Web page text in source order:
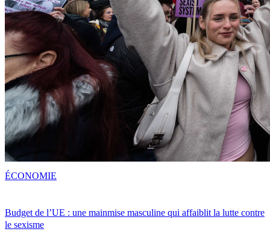
Budget de l’UE : une mainmise masculine qui affaiblit la lutte contre
le sexisme
ÉCONOMIE